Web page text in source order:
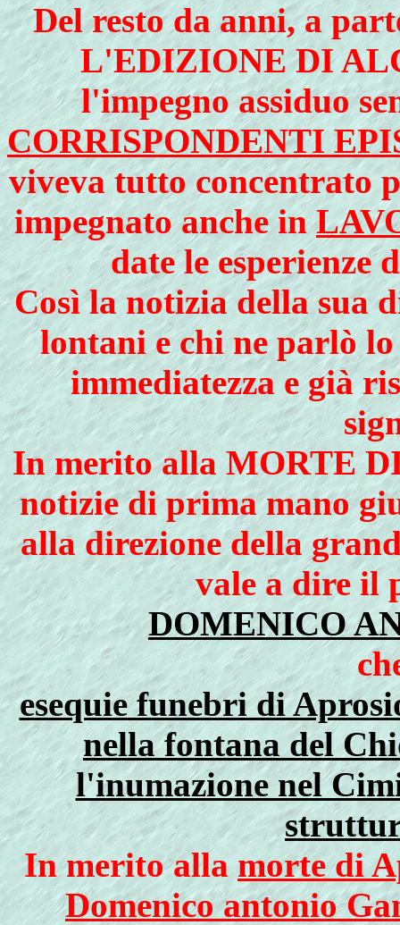
Del resto da anni, a
L'EDIZIONE DI
l'impegno assiduo
CORRISPONDENTI
viveva tutto concentrato
impegnato anche in
date le esperienze
Così la notizia della sua
lontani e chi ne parlò
immediatezza e già
In merito alla MORTE
notizie di prima mano
alla direzione della
vale a dire il
DOMENICO
esequie funebri di
nella fontana del
l'inumazione nel
In merito allamorte di
Domenico antonio